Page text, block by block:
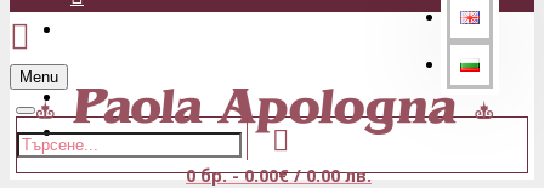
Регистрация
Menu
0 бр. - 0.00€ / 0.00 лв.